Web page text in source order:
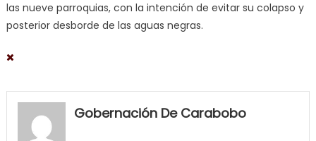
las nueve parroquias, con la intención de evitar su colapso y
posterior desborde de las aguas negras.
my
neighbor
Gobernación De Carabobo